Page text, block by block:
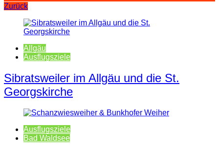
Zurück
Allgäu
Ausflugsziele
Sibratsweiler im Allgäu und die St.
Georgskirche
Ausflugsziele
Bad Waldsee